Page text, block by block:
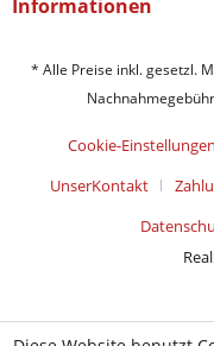
Informationen
* Alle Preise inkl. gesetzl.
Cookie-Einstellungen
UnserKontakt